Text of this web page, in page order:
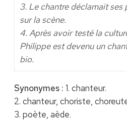
3. Le chantre déclamait ses
sur la scène.
4. Après avoir testé la
Philippe est devenu un
bio.
Synonymes : 1. chanteur.
2. chanteur, choriste,
3. poète, aède.